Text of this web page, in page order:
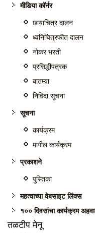
मीडिया कॉर्नर
छायाचित्र दालन
ध्वनिचित्रफीत दालन
नोकर भरती
प्रसिद्धीपत्रक
बातम्या
निविदा सूचना
सूचना
कार्यक्रम
मागील कार्यक्रम
प्रकाशने
पुस्तिका
महत्वाच्या वेबसाइट लिंक्स
१०० दिवसांचा कार्यक्रम
तळटीप मेनू